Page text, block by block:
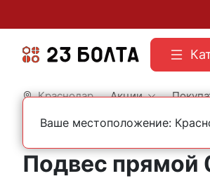
Краснодар Акции
Главная Бытовой крепеж и фурнитура Петли и
Подвес прямой
Ваше местоположение: